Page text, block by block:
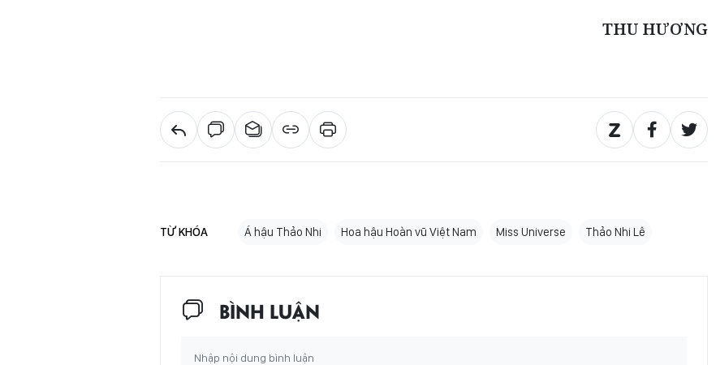
THU HƯƠNG
TỪ KHÓA Á hậu Thảo Nhi Hoa hậu Hoàn vũ Việt Nam Miss Universe Thảo Nhi Lê
BÌNH LUẬN